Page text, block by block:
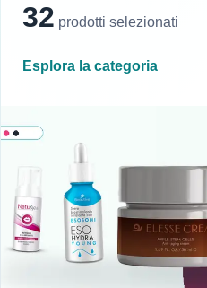
32 prodotti selezionati
Esplora la categoria